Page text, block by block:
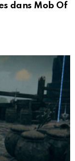
dans Mob Of